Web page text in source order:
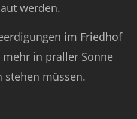
werden.
im Fried­hof
in pral­ler Son­ne
ste­hen müs­sen.